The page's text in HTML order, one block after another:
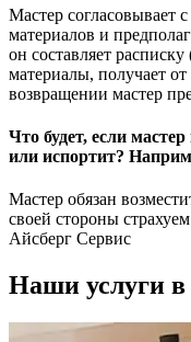
Мастер согласовывает
материалов и
он составляет
материалы, получает
возвращении мастер
Что будет, если
или испортит?
Мастер обязан
своей стороны
Айсберг Сервис
Наши услуги в